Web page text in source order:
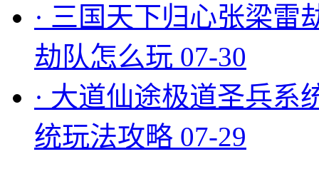
· 三国天下归心张梁雷
劫队怎么玩 07-30
· 大道仙途极道圣兵系
统玩法攻略 07-29